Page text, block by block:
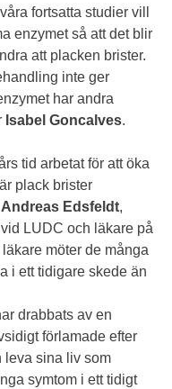
fortsatta studier vill
enzymet så att det blir
att placken brister.
inte ger
har andra
Isabel Goncalves.
tid arbetat för att öka
plack brister
Andreas Edsfeldt,
LUDC och läkare på
möter de många
i ett tidigare skede än
drabbats av en
förlamade efter
leva sina liv som
symtom i ett tidigt